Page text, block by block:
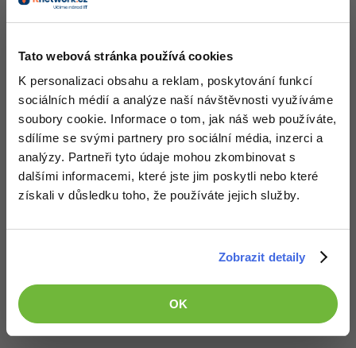
Tato webová stránka používá cookies
K personalizaci obsahu a reklam, poskytování funkcí
sociálních médií a analýze naší návštěvnosti využíváme
soubory cookie. Informace o tom, jak náš web používáte,
sdílíme se svými partnery pro sociální média, inzerci a
analýzy. Partneři tyto údaje mohou zkombinovat s
dalšími informacemi, které jste jim poskytli nebo které
získali v důsledku toho, že používáte jejich služby.
Zobrazit detaily
OK